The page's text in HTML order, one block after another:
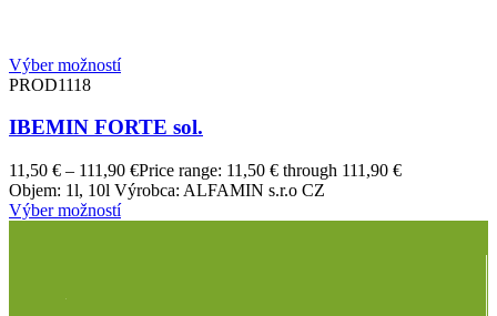
Výber možností
PROD1118
IBEMIN FORTE sol.
11,50 € – 111,90 €Price range: 11,50 € through 111,90 €
Objem: 1l, 10l Výrobca: ALFAMIN s.r.o CZ
Výber možností